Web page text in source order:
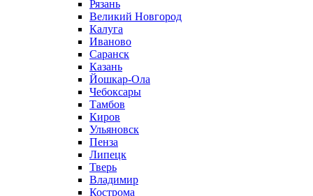
Рязань
Великий Новгород
Калуга
Иваново
Саранск
Казань
Йошкар-Ола
Чебоксары
Тамбов
Киров
Ульяновск
Пенза
Липецк
Тверь
Владимир
Кострома